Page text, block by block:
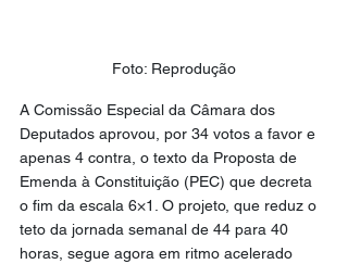
Foto: Reprodução
A Comissão Especial da Câmara dos
Deputados aprovou, por 34 votos a favor e
apenas 4 contra, o texto da Proposta de
Emenda à Constituição (PEC) que decreta
o fim da escala 6×1. O projeto, que reduz o
teto da jornada semanal de 44 para 40
horas, segue agora em ritmo acelerado